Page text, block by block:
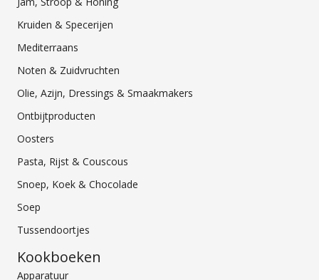
Kruiden & Specerijen
Mediterraans
Noten & Zuidvruchten
Olie, Azijn, Dressings & Smaakmakers
Ontbijtproducten
Oosters
Pasta, Rijst & Couscous
Snoep, Koek & Chocolade
Soep
Tussendoortjes
Kookboeken
Apparatuur